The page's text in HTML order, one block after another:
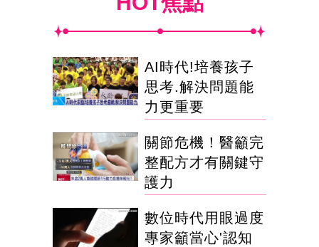
AI時代!培養孩子
思考.解決問題能
力更重要
關節危機！醫籲完
整配方才有關鍵守
護力
數位時代用眼過度
專家籲當心'認知